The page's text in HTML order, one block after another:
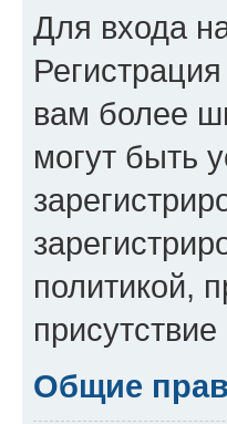
Для входа
вам более
могут быть
политикой,
Общие